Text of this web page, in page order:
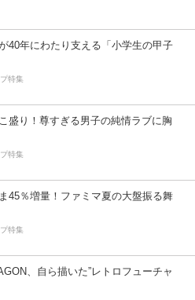
40年にわたり支える「小学生の甲子
特集
盛り！尊すぎる男子の純情ラブに胸
特集
45％増量！ファミマ夏の大盤振る舞
特集
、自ら描いた”レトロフューチャ